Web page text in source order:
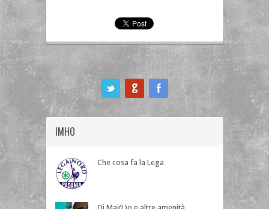
IMHO
Che cosa fa la Lega